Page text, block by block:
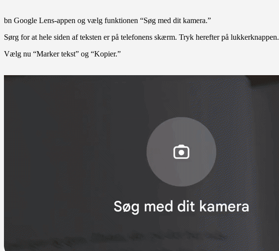
bn Google Lens-appen og vælg funktionen “Søg med dit kamera.”
Sørg for at hele siden af teksten er på telefonens skærm. Tryk herefter på lukkerknappen.
Vælg nu “Marker tekst” og “Kopier.”